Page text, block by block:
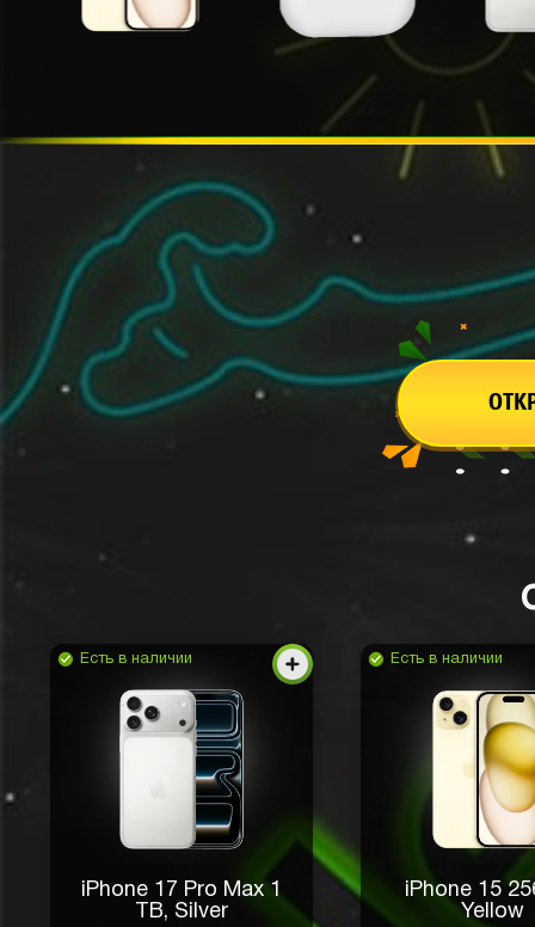
Есть в наличии
iPhone 17 Pro Max 1
ТB, Silver
Есть в наличии
iPhone 15
Yellow
Где я могу получить
Наушники выглядят стильно,
Вова Родионов 3 часа назад
Открываю бесплатную коробку,
колонку, хочу выбить телефон)